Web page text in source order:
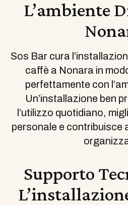
L’ambiente
Sos Bar cura
caffè a Nonara in
perfettamente con
Un’installazione ben
l’utilizzo quotidiano,
personale e contribuisce
Supporto